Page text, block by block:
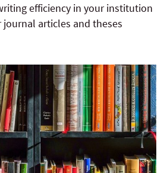
efficiency in your institution
journal articles and theses